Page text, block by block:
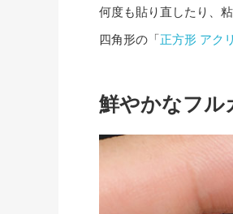
何度も貼り直したり、
四角形の「正方形 アク
鮮やかなフル